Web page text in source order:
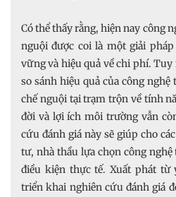
Có thể thấy rằng, hiện nay công
nguội được coi là một giải
vững và hiệu quả về chi phí.
so sánh hiệu quả của công
chế nguội tại trạm trộn về tính
đời và lợi ích môi trường vẫn
cứu đánh giá này sẽ giúp cho
tư, nhà thầu lựa chọn công
điều kiện thực tế. Xuất phát từ
triển khai nghiên cứu đánh giá